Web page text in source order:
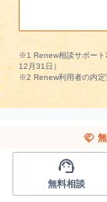
※1 Renew相談サポート
12月31日）
※2 Renew利用者の内定
金融の長期
handshake
support_agent
無料相談